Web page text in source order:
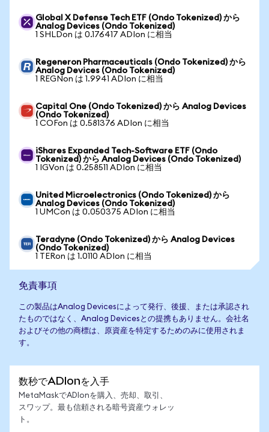
Global X Defense Tech ETF (Ondo Tokenized) から
Analog Devices (Ondo Tokenized)
1 SHLDon は 0.176417 ADIon に相当
Regeneron Pharmaceuticals (Ondo Tokenized) から
Analog Devices (Ondo Tokenized)
1 REGNon は 1.9941 ADIon に相当
Capital One (Ondo Tokenized) から Analog Devices
(Ondo Tokenized)
1 COFon は 0.581376 ADIon に相当
iShares Expanded Tech-Software ETF (Ondo
Tokenized) から Analog Devices (Ondo Tokenized)
1 IGVon は 0.258511 ADIon に相当
United Microelectronics (Ondo Tokenized) から
Analog Devices (Ondo Tokenized)
1 UMCon は 0.050375 ADIon に相当
Teradyne (Ondo Tokenized) から Analog Devices
(Ondo Tokenized)
1 TERon は 1.0110 ADIon に相当
免責事項
この製品はAnalog Devicesによって発行、後援、または承認され
たものではなく、Analog Devicesとの提携もありません。会社名
およびその他の商標は、原資産を特定するためのみに使用されま
す。
数秒でADIonを入手
MetaMaskでADIonを購入、売却、取引、
スワップ。最も信頼される暗号資産ウォレッ
ト。